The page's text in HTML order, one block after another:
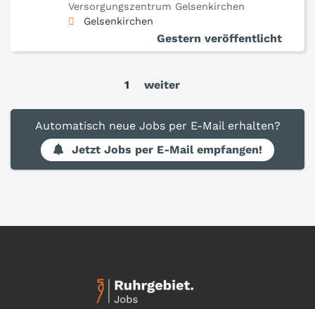
Versorgungszentrum Gelsenkirchen
Gelsenkirchen
Gestern veröffentlicht
1 weiter
Automatisch neue Jobs per E-Mail erhalten?
Jetzt Jobs per E-Mail empfangen!